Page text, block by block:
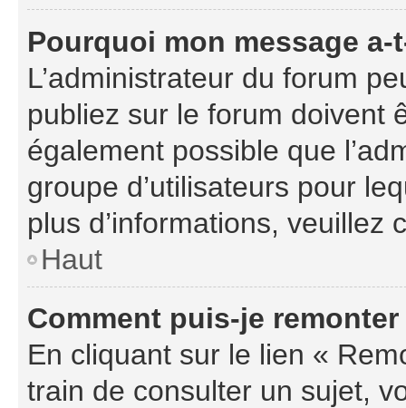
Pourquoi mon message
L’administrateur du forum
publiez sur le forum doivent
également possible que
groupe d’utilisateurs pour
plus d’informations,
Haut
Comment puis-je
En cliquant sur le lien «
train de consulter un sujet,